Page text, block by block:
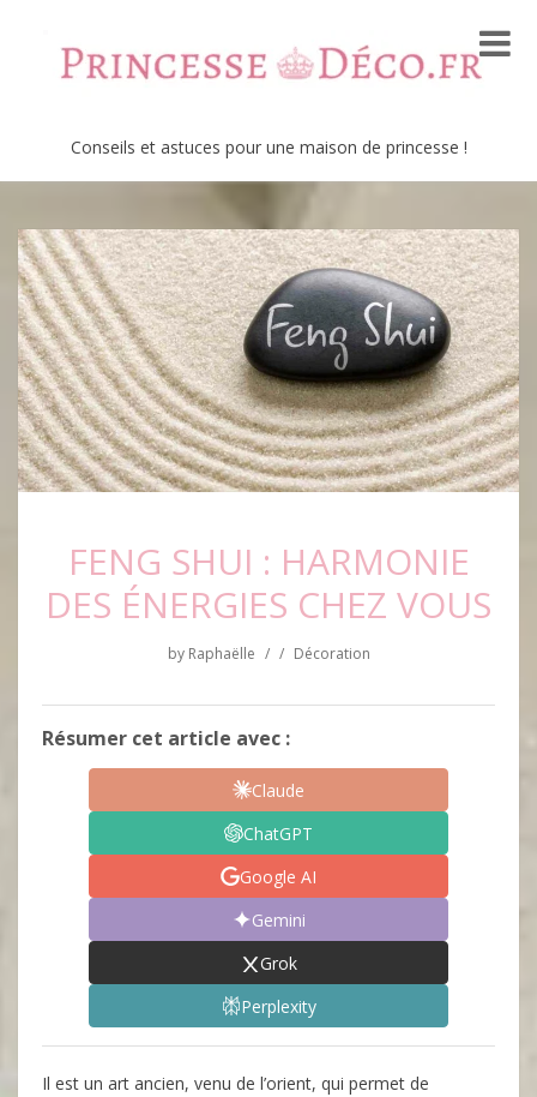
Conseils et astuces pour une maison de princesse !
FENG SHUI : HARMONIE
DES ÉNERGIES CHEZ VOUS
by Raphaëlle / / Décoration
Résumer cet article avec :
Claude
ChatGPT
Google AI
Gemini
Grok
Perplexity
Il est un art ancien, venu de l’orient, qui permet de